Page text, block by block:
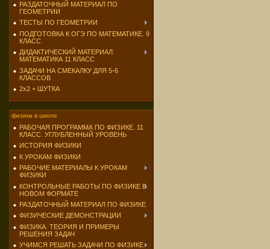
РАЗДАТОЧНЫЙ МАТЕРИАЛ ПО
ГЕОМЕТРИИ
ТЕСТЫ ПО ГЕОМЕТРИИ
ПОДГОТОВКА К ОГЭ ПО МАТЕМАТИКЕ. 9
КЛАСС
ДИДАКТИЧЕСКИЙ МАТЕРИАЛ.
МАТЕМАТИКА 11 КЛАСС
ЗАДАЧИ НА СМЕКАЛКУ ДЛЯ 5-6
КЛАССОВ
2х2 + ШУТКА
физика в школе
РАБОЧАЯ ПРОГРАММА ПО ФИЗИКЕ. 11
КЛАСС. УГЛУБЛЕННЫЙ УРОВЕНЬ
ИСТОРИЯ ФИЗИКИ
К УРОКАМ ФИЗИКИ
РАБОЧИЕ МАТЕРИАЛЫ К УРОКАМ
ФИЗИКИ
КОНТРОЛЬНЫЕ РАБОТЫ ПО ФИЗИКЕ В
НОВОМ ФОРМАТЕ
РАЗДАТОЧНЫЙ МАТЕРИАЛ ПО ФИЗИКЕ
ФИЗИЧЕСКИЕ ДЕМОНСТРАЦИИ
ФИЗИКА. ТЕОРИЯ И ПРИМЕРЫ
РЕШЕНИЯ ЗАДАЧ
УЧИМСЯ РЕШАТЬ ЗАДАЧИ ПО ФИЗИКЕ